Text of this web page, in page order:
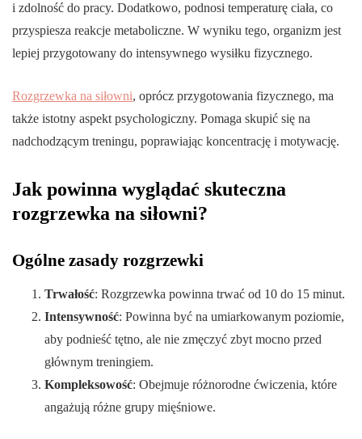
i zdolność do pracy. Dodatkowo, podnosi temperaturę ciała, co
przyspiesza reakcje metaboliczne. W wyniku tego, organizm jest
lepiej przygotowany do intensywnego wysiłku fizycznego.
Rozgrzewka na siłowni, oprócz przygotowania fizycznego, ma
także istotny aspekt psychologiczny. Pomaga skupić się na
nadchodzącym treningu, poprawiając koncentrację i motywację.
Jak powinna wyglądać skuteczna
rozgrzewka na siłowni?
Ogólne zasady rozgrzewki
Trwałość: Rozgrzewka powinna trwać od 10 do 15 minut.
Intensywność: Powinna być na umiarkowanym poziomie,
aby podnieść tętno, ale nie zmęczyć zbyt mocno przed
głównym treningiem.
Kompleksowość: Obejmuje różnorodne ćwiczenia, które
angażują różne grupy mięśniowe.